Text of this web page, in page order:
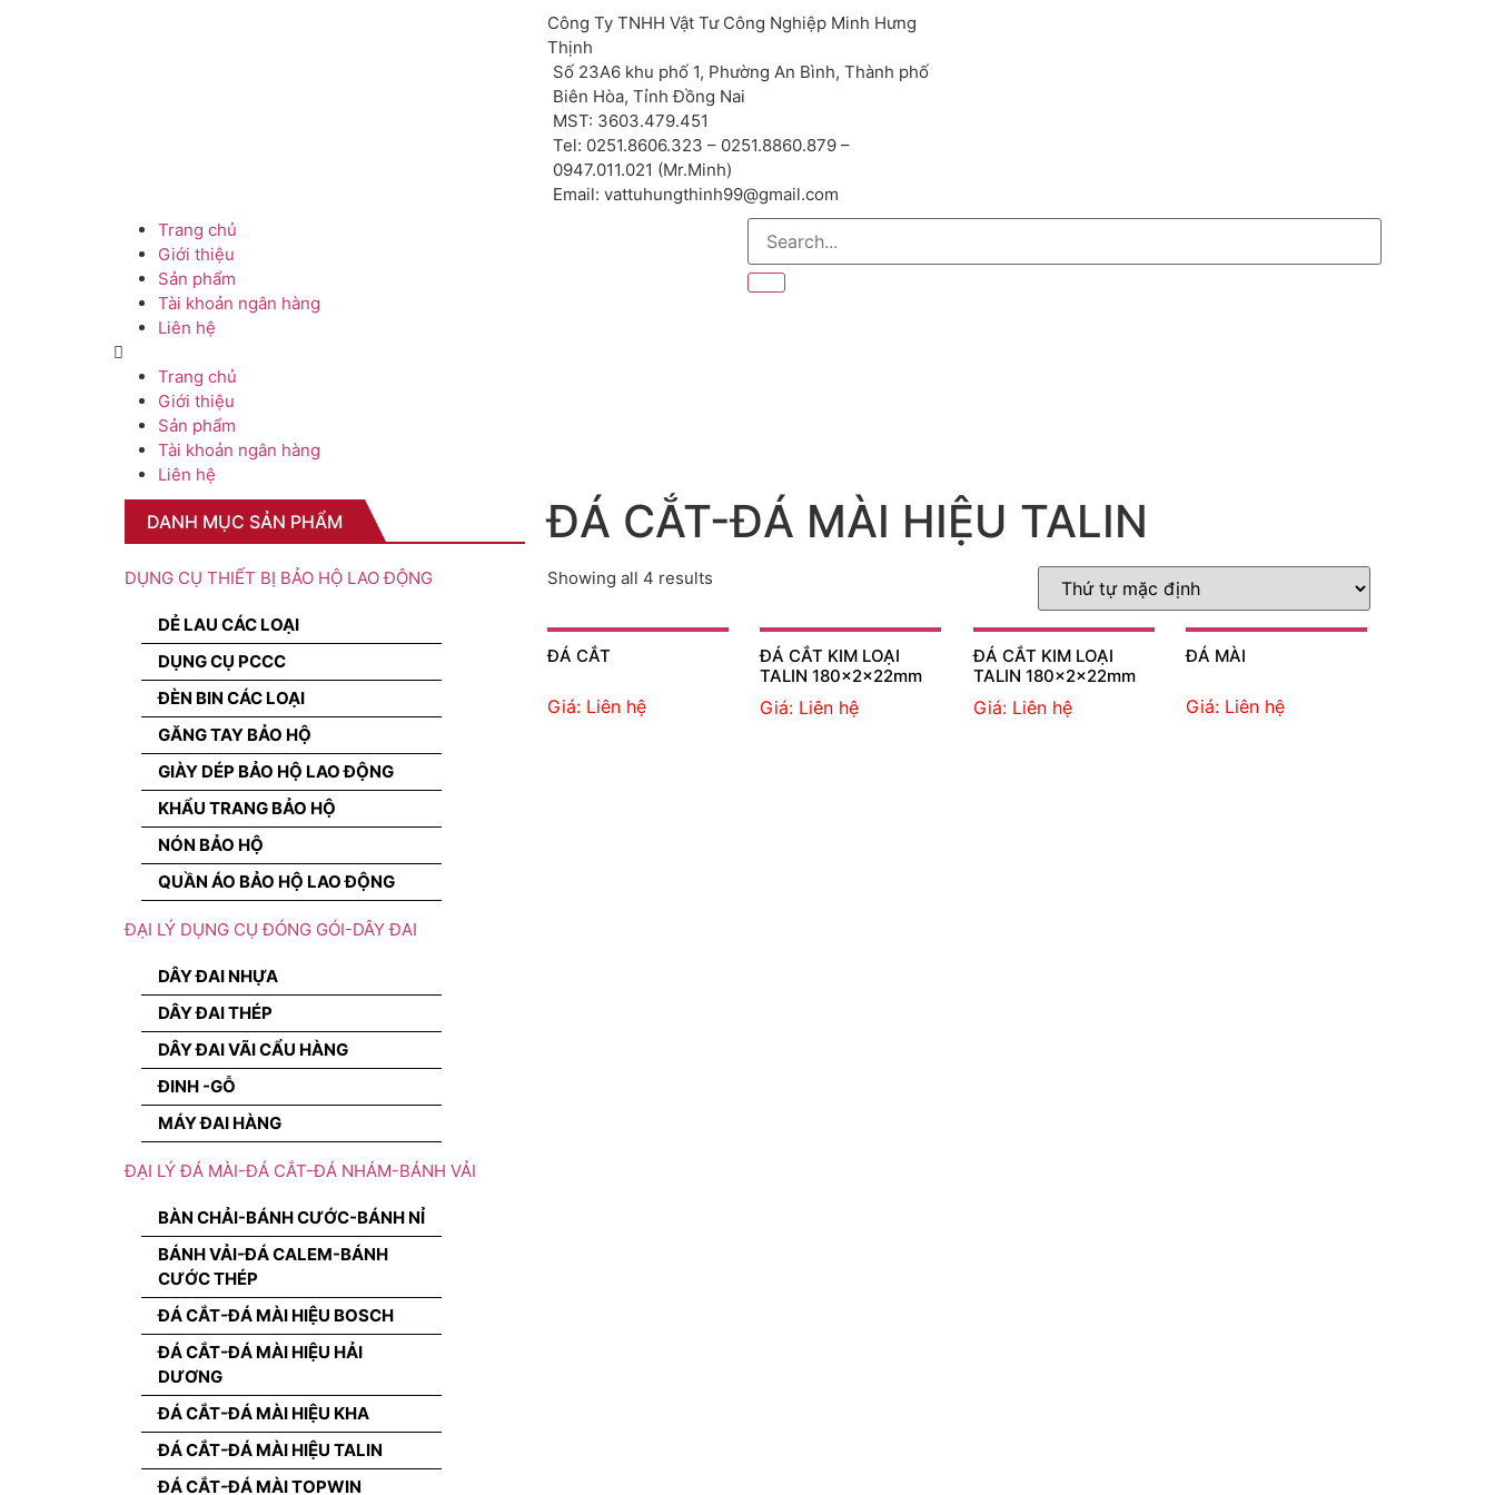
Công Ty TNHH Vật Tư Công Nghiệp Minh Hưng
Thịnh
Số 23A6 khu phố 1, Phường An Bình, Thành phố
Biên Hòa, Tỉnh Đồng Nai
MST: 3603.479.451
Tel: 0251.8606.323 – 0251.8860.879 –
0947.011.021 (Mr.Minh)
Email: vattuhungthinh99@gmail.com
Trang chủ
Giới thiệu
Sản phẩm
Tài khoản ngân hàng
Liên hệ
Trang chủ
Giới thiệu
Sản phẩm
Tài khoản ngân hàng
Liên hệ
DANH MỤC SẢN PHẨM
DỤNG CỤ THIẾT BỊ BẢO HỘ LAO ĐỘNG
DẺ LAU CÁC LOẠI
DỤNG CỤ PCCC
ĐÈN BIN CÁC LOẠI
GĂNG TAY BẢO HỘ
GIÀY DÉP BẢO HỘ LAO ĐỘNG
KHẨU TRANG BẢO HỘ
NÓN BẢO HỘ
QUẦN ÁO BẢO HỘ LAO ĐỘNG
ĐẠI LÝ DỤNG CỤ ĐÓNG GÓI-DÂY ĐAI
DÂY ĐAI NHỰA
DÂY ĐAI THÉP
DÂY ĐAI VÃI CẨU HÀNG
ĐINH -GỖ
MÁY ĐAI HÀNG
ĐẠI LÝ ĐÁ MÀI-ĐÁ CẮT-ĐÁ NHÁM-BÁNH VẢI
BÀN CHẢI-BÁNH CƯỚC-BÁNH NỈ
BÁNH VẢI-ĐÁ CALEM-BÁNH
CƯỚC THÉP
ĐÁ CẮT-ĐÁ MÀI HIỆU BOSCH
ĐÁ CẮT-ĐÁ MÀI HIỆU HẢI
DƯƠNG
ĐÁ CẮT-ĐÁ MÀI HIỆU KHA
ĐÁ CẮT-ĐÁ MÀI HIỆU TALIN
ĐÁ CẮT-ĐÁ MÀI TOPWIN
ĐÁ CẮT-ĐÁ MÀI HIỆU TALIN
Showing all 4 results
ĐÁ CẮT
Giá: Liên hệ
ĐÁ CẮT KIM LOẠI
TALIN 180x2x22mm
Giá: Liên hệ
ĐÁ CẮT KIM LOẠI
TALIN 180x2x22mm
Giá: Liên hệ
ĐÁ MÀI
Giá: Liên hệ